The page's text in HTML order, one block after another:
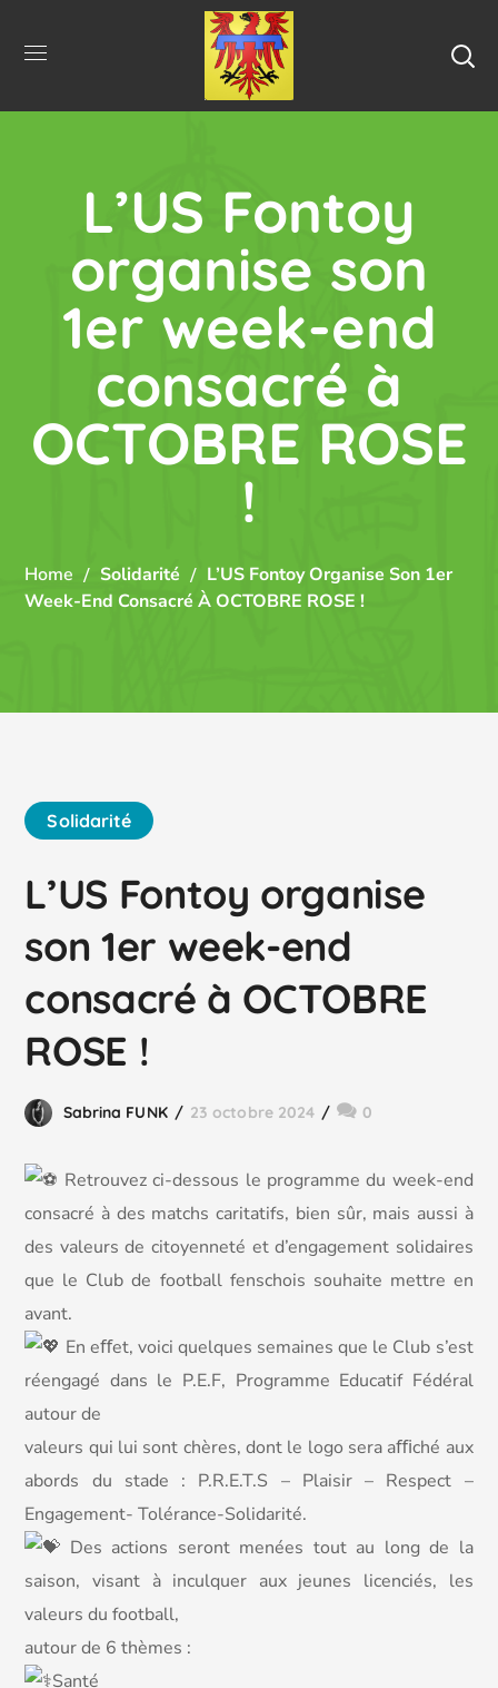
L’US Fontoy
organise son
1er week-end
consacré à
OCTOBRE ROSE
!
Home Solidarité
L’US Fontoy Organise Son 1er
Week-End Consacré À OCTOBRE ROSE !
Solidarité
L’US Fontoy organise
son 1er week-end
consacré à OCTOBRE
ROSE !
Sabrina FUNK 23 octobre 2024 0
Retrouvez ci-dessous le programme du week-end
consacré à des matchs caritatifs, bien sûr, mais aussi à
des valeurs de citoyenneté et d’engagement solidaires
que le Club de football fenschois souhaite mettre en
avant.
En eﬀet, voici quelques semaines que le Club s’est
réengagé dans le P.E.F, Programme Educatif Fédéral
autour de
valeurs qui lui sont chères, dont le logo sera aﬃché aux
abords du stade : P.R.E.T.S – Plaisir – Respect –
Engagement- Tolérance-Solidarité.
Des actions seront menées tout au long de la
saison, visant à inculquer aux jeunes licenciés, les
valeurs du football,
autour de 6 thèmes :
Santé